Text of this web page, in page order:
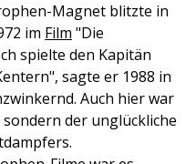
Magnet blitzte in
im Film "Die
spielte den Kapitän
sagte er 1988 in
Auch hier war
der unglückliche